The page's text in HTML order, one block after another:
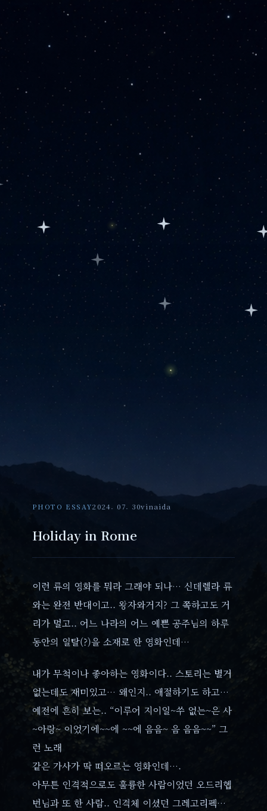
PHOTO ESSAY2024. 07. 30vinaida
Holiday in Rome
이런 류의 영화를 뭐라 그래야 되나… 신데렐라 류
와는 완전 반대이고.. 왕자와거지? 그 쪽하고도 거
리가 멀고.. 어느 나라의 어느 예쁜 공주님의 하루
동안의 일탈(?)을 소재로 한 영화인데…
내가 무척이나 좋아하는 영화이다.. 스토리는 별거
없는데도 재미있고… 왜인지.. 애절하기도 하고…
예전에 흔히 보는.. “이루어 지이일~쑤 없는~은 사
~아랑~ 이었기에~~에 ~~에 음음~ 음 음음~~” 그
런 노래
같은 가사가 딱 떠오르는 영화인데….
아무튼 인격적으로도 훌륭한 사람이었던 오드리헵
번님과 또 한 사람.. 인격체 이셨던 그레고리펙…